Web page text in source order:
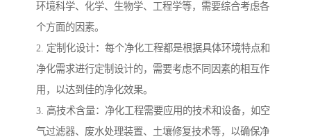
环境科学、化学、生物学、工程学等，需要综合考虑各
个方面的因素。
2. 定制化设计：每个净化工程都是根据具体环境特点和
净化需求进行定制设计的，需要考虑不同因素的相互作
用，以达到佳的净化效果。
3. 高技术含量：净化工程需要应用的技术和设备，如空
气过滤器、废水处理装置、土壤修复技术等，以确保净